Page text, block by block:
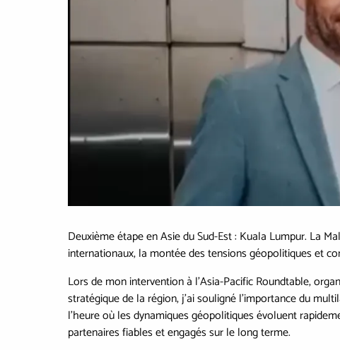
Deuxième étape en Asie du Sud-Est : Kuala Lumpur. La
internationaux, la montée des tensions géopolitiques et
Lors de mon intervention à l’Asia-Pacific Roundtable,
stratégique de la région, j’ai souligné l’importance du
l’heure où les dynamiques géopolitiques évoluent
partenaires fiables et engagés sur le long terme.